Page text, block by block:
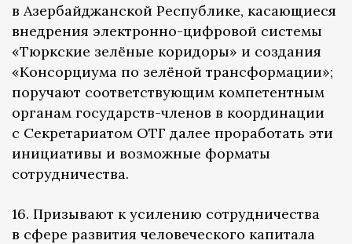
в Азербайджанской Республике, касающиеся
внедрения электронно-цифровой системы
«Тюркские зелёные коридоры» и создания
«Консорциума по зелёной трансформации»;
поручают соответствующим компетентным
органам государств-членов в координации
с Секретариатом ОТГ далее проработать эти
инициативы и возможные форматы
сотрудничества.
16. Призывают к усилению сотрудничества
в сфере развития человеческого капитала